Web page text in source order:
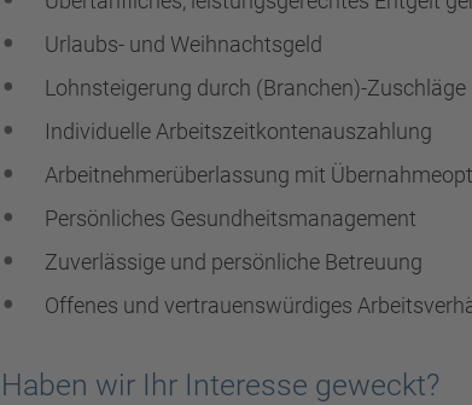
Urlaubs- und Weihnachtsgeld
Lohnsteigerung durch (Branchen)-Zuschläge
Individuelle Arbeitszeitkontenauszahlung
Arbeitnehmerüberlassung mit
Persönliches Gesundheitsmanagement
Zuverlässige und persönliche Betreuung
Offenes und vertrauenswürdiges
Haben wir Ihr Interesse geweckt?